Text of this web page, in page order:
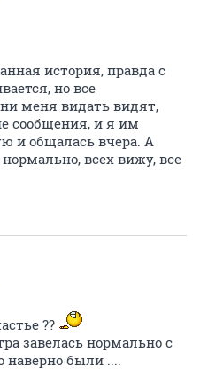
история, правда с
но все
меня видать видят,
сообщения, и я им
и общалась вчера. А
всех вижу, все
??
завелась нормально с
наверно были ....